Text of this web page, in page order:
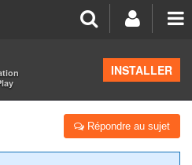
INSTALLER
EN COLO SEMAINE 2
Répondre au sujet